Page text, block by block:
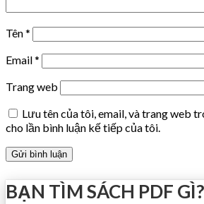
Tên*
Email*
Trang web
Lưu tên của tôi, email, và trang web
cho lần bình luận kế tiếp của tôi.
BẠN TÌM SÁCH PDF GÌ?